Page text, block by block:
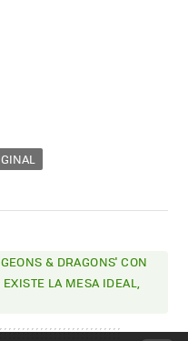
& DRAGONS' CON
LA MESA IDEAL,